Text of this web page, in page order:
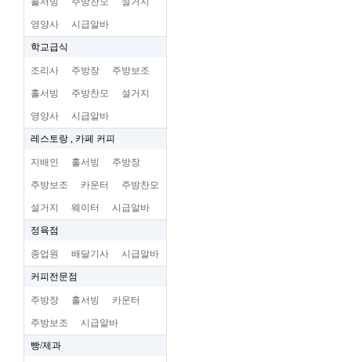
영양사 시급알바
학교급식
조리사 주방장 주방보조
홀서빙 주방찬모 설거지
영양사 시급알바
레스토랑 , 카페 커피
지배인 홀서빙 주방장
주방보조 카운터 주방찬모
설거지 웨이터 시급알바
정육점
종업원 배달기사 시급알바
커피전문점
주방장 홀서빙 카운터
주방보조 시급알바
빵/제과